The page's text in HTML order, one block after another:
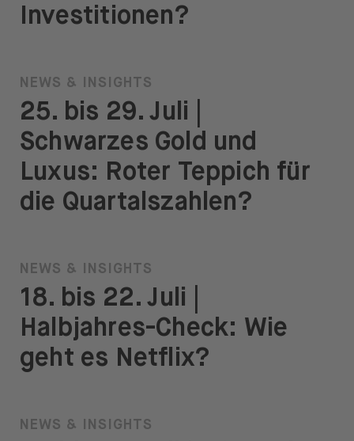
Investitionen?
NEWS & INSIGHTS
25. bis 29. Juli |
Schwarzes Gold und
Luxus: Roter Teppich für
die Quartalszahlen?
NEWS & INSIGHTS
18. bis 22. Juli |
Halbjahres-Check: Wie
geht es Netflix?
NEWS & INSIGHTS